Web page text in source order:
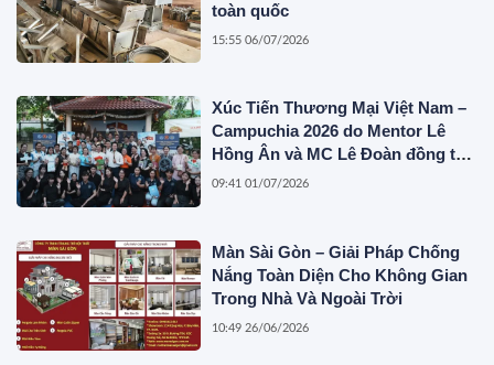
toàn quốc
15:55 06/07/2026
Xúc Tiến Thương Mại Việt Nam –
Campuchia 2026 do Mentor Lê
Hồng Ân và MC Lê Đoàn đồng tổ
chức
09:41 01/07/2026
Màn Sài Gòn – Giải Pháp Chống
Nắng Toàn Diện Cho Không Gian
Trong Nhà Và Ngoài Trời
10:49 26/06/2026